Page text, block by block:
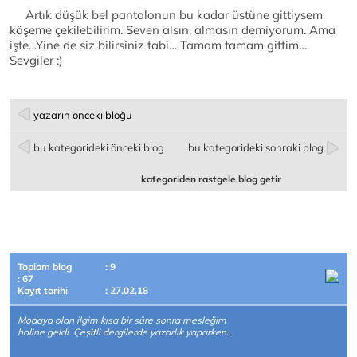
Artık düşük bel pantolonun bu kadar üstüne gittiysem
köşeme çekilebilirim. Seven alsın, almasın demiyorum. Ama
işte…Yine de siz bilirsiniz tabi… Tamam tamam gittim…
Sevgiler :)
yazarın önceki bloğu
bu kategorideki önceki blog bu kategorideki sonraki blog
kategoriden rastgele blog getir
Toplam blog
: 9
: 67
Kayıt tarihi
: 27.02.18
Modaya olan ilgim kısa bir süre sonra mesleğim
haline geldi. Çeşitli dergilerde yazarlık yaparken..